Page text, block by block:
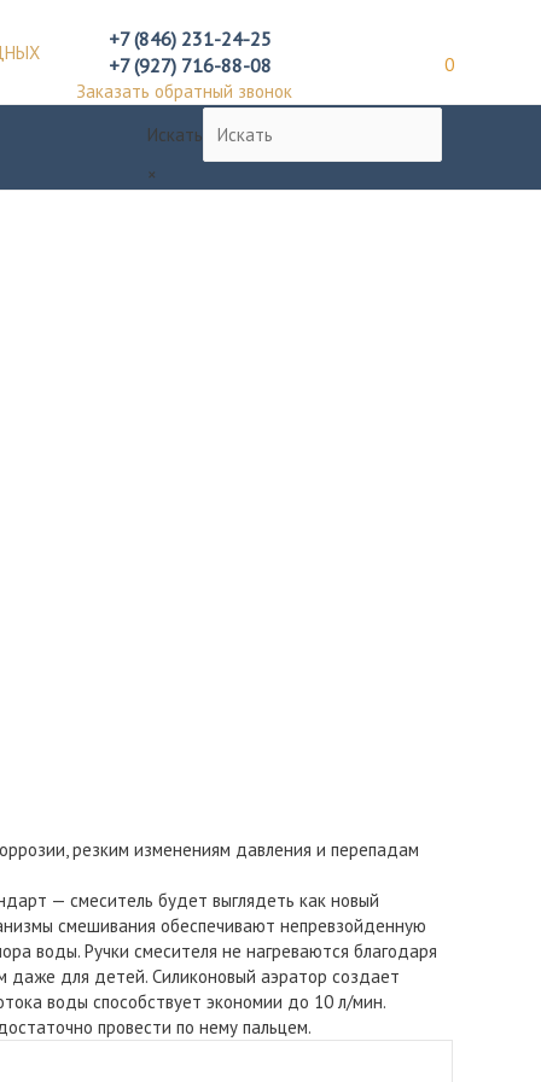
+7 (846) 231-24-25
+7 (927) 716-88-08
Заказать обратный звонок
0
Искать
×
резким изменениям давления и перепадам
— смеситель будет выглядеть как новый
смешивания обеспечивают непревзойденную
воды. Ручки смесителя не нагреваются благодаря
даже для детей. Силиконовый аэратор создает
воды способствует экономии до 10 л/мин.
провести по нему пальцем.